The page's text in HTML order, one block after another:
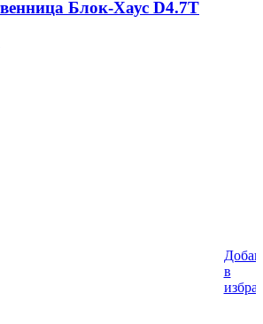
Блок-Хаус D4.7T
в